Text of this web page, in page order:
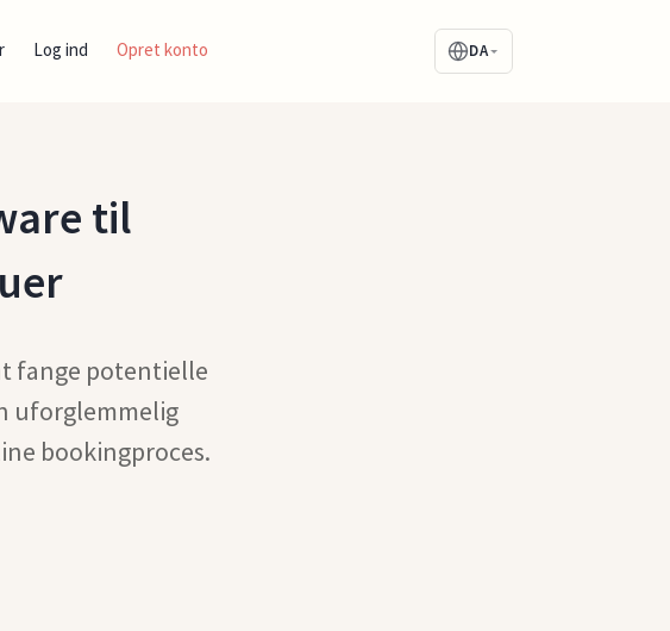
Log ind Opret konto DA
til
fange potentielle
uforglemmelig
bookingproces.